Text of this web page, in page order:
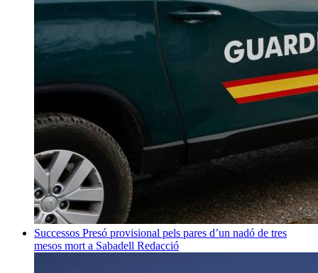
Successos Presó provisional pels pares d’un nadó de tres
mesos mort a Sabadell Redacció